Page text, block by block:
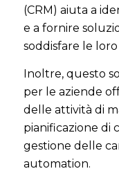
(CRM) aiuta a
e a fornire
soddisfare le
Inoltre, questo
per le aziende
delle attività di
pianificazione di
gestione delle
automation.